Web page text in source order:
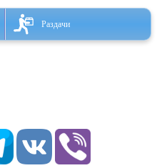
Раздачи